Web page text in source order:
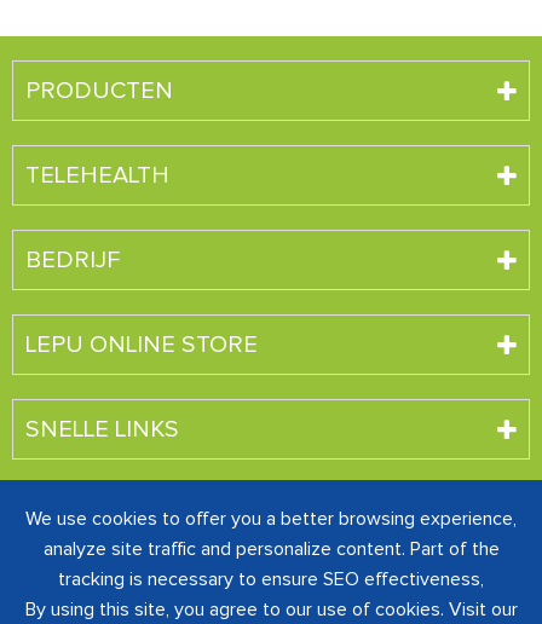
PRODUCTEN
TELEHEALTH
BEDRIJF
LEPU ONLINE STORE
SNELLE LINKS
Auteursrecht ©SHENZHEN CREATIVE INDUSTRY CO.,
LTD.Alle rechten voorbehouden.
粤ICP备16060242号-1
| Privacybeleid
We use cookies to offer you a better browsing experience,
analyze site traffic and personalize content. Part of the
tracking is necessary to ensure SEO effectiveness,
By using this site, you agree to our use of cookies. Visit our